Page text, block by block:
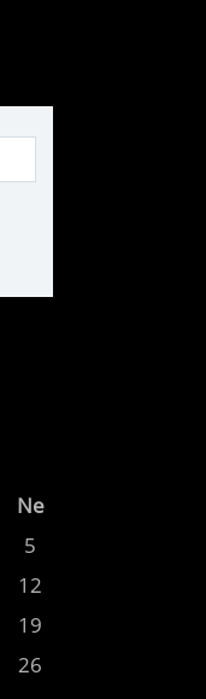
Ne
5
12
19
26